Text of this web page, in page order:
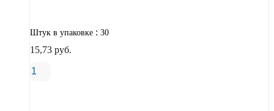
Штук в упаковке : 30
15,73 руб.